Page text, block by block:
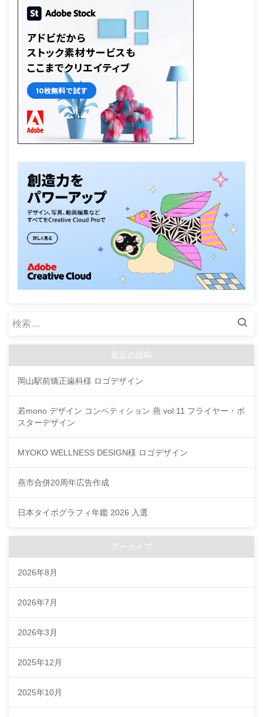
検
最近の投稿
岡山駅前矯正歯科様 ロゴデザイン
若mono デザイン コンペティション 燕 vol.11 フライヤー・ポ
スターデザイン
MYOKO WELLNESS DESIGN様 ロゴデザイン
燕市合併20周年広告作成
日本タイポグラフィ年鑑 2026 入選
アーカイブ
2026年8月
2026年7月
2026年3月
2025年12月
2025年10月